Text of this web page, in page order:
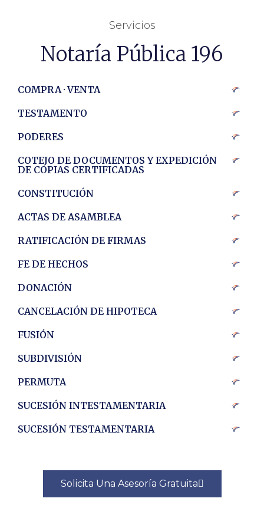
Servicios
Notaría Pública 196
COMPRA · VENTA
TESTAMENTO
PODERES
COTEJO DE DOCUMENTOS Y EXPEDICIÓN
DE COPIAS CERTIFICADAS
CONSTITUCIÓN
ACTAS DE ASAMBLEA
RATIFICACIÓN DE FIRMAS
FE DE HECHOS
DONACIÓN
CANCELACIÓN DE HIPOTECA
FUSIÓN
SUBDIVISIÓN
PERMUTA
SUCESIÓN INTESTAMENTARIA
SUCESIÓN TESTAMENTARIA
Solicita Una Asesoría Gratuita